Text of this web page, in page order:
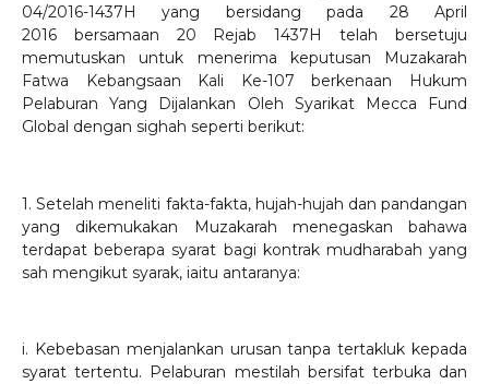
04/2016-1437H yang bersidang pada 28 April
2016 bersamaan 20 Rejab 1437H telah bersetuju
memutuskan untuk menerima keputusan Muzakarah
Fatwa Kebangsaan Kali Ke-107 berkenaan Hukum
Pelaburan Yang Dijalankan Oleh Syarikat Mecca Fund
Global dengan sighah seperti berikut:
1. Setelah meneliti fakta-fakta, hujah-hujah dan pandangan
yang dikemukakan Muzakarah menegaskan bahawa
terdapat beberapa syarat bagi kontrak mudharabah yang
sah mengikut syarak, iaitu antaranya:
i. Kebebasan menjalankan urusan tanpa tertakluk kepada
syarat tertentu. Pelaburan mestilah bersifat terbuka dan